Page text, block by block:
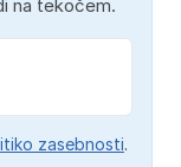
na tekočem.
zasebnosti.